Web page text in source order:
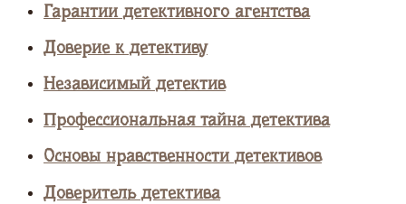
Гарантии детективного агентства
Доверие к детективу
Независимый детектив
Профессиональная тайна детектива
Основы нравственности детективов
Доверитель детектива